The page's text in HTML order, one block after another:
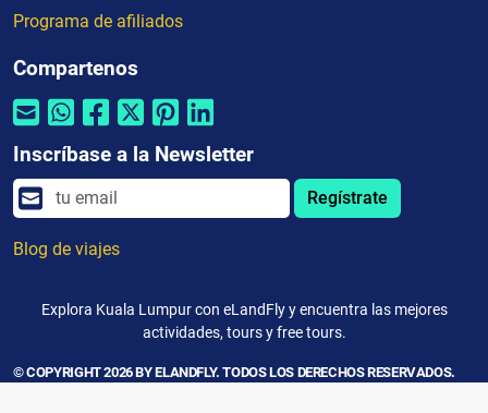
Programa de afiliados
Compartenos
Inscríbase a la Newsletter
Regístrate
Blog de viajes
Explora Kuala Lumpur con eLandFly y encuentra las mejores
actividades, tours y free tours.
© COPYRIGHT 2026 BY ELANDFLY. TODOS LOS DERECHOS RESERVADOS.